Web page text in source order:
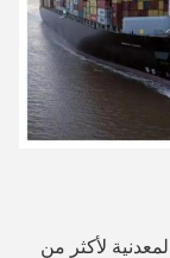
لأكثر من